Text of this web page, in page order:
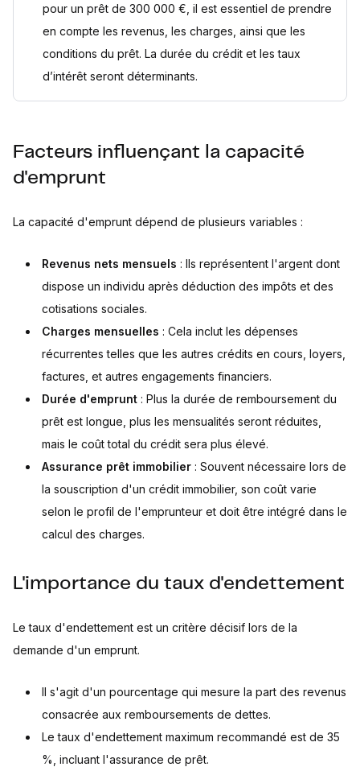
pour un prêt de 300 000 €, il est essentiel de prendre
en compte les revenus, les charges, ainsi que les
conditions du prêt. La durée du crédit et les taux
d’intérêt seront déterminants.
Facteurs influençant la capacité
d'emprunt
La capacité d'emprunt dépend de plusieurs variables :
Revenus nets mensuels : Ils représentent l'argent dont
dispose un individu après déduction des impôts et des
cotisations sociales.
Charges mensuelles : Cela inclut les dépenses
récurrentes telles que les autres crédits en cours, loyers,
factures, et autres engagements financiers.
Durée d'emprunt : Plus la durée de remboursement du
prêt est longue, plus les mensualités seront réduites,
mais le coût total du crédit sera plus élevé.
Assurance prêt immobilier : Souvent nécessaire lors de
la souscription d'un crédit immobilier, son coût varie
selon le profil de l'emprunteur et doit être intégré dans le
calcul des charges.
L'importance du taux d'endettement
Le taux d'endettement est un critère décisif lors de la
demande d'un emprunt.
Il s'agit d'un pourcentage qui mesure la part des revenus
consacrée aux remboursements de dettes.
Le taux d'endettement maximum recommandé est de 35
%, incluant l'assurance de prêt.